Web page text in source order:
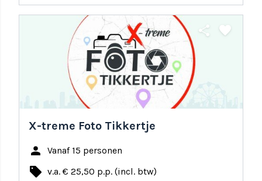
share favorite
X-treme Foto Tikkertje
person Vanaf 15 personen
local_offer v.a. € 25,50 p.p. (incl. btw)